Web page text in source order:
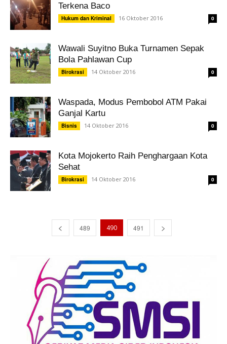
Terkena Baco
Hukum dan Kriminal 16 Oktober 2016 0
Wawali Suyitno Buka Turnamen Sepak
Bola Pahlawan Cup
Birokrasi 14 Oktober 2016 0
Waspada, Modus Pembobol ATM Pakai
Ganjal Kartu
Bisnis 14 Oktober 2016 0
Kota Mojokerto Raih Penghargaan Kota
Sehat
Birokrasi 14 Oktober 2016 0
489 490 491